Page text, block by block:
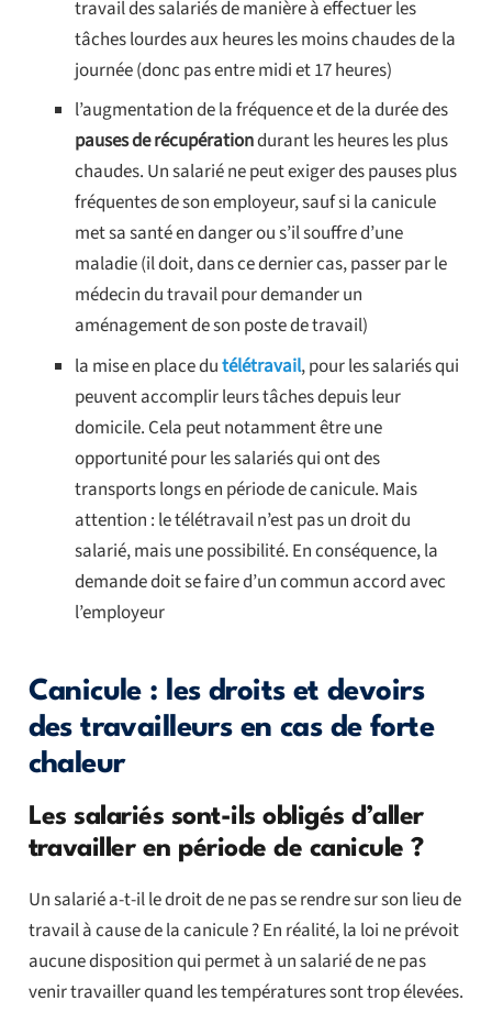
travail des salariés de manière à effectuer les
tâches lourdes aux heures les moins chaudes de la
journée (donc pas entre midi et 17 heures)
l’augmentation de la fréquence et de la durée des
pauses de récupérationdurant les heures les plus
chaudes. Un salarié ne peut exiger des pauses plus
fréquentes de son employeur, sauf si la canicule
met sa santé en danger ou s’il souffre d’une
maladie (il doit, dans ce dernier cas, passer par le
médecin du travail pour demander un
aménagement de son poste de travail)
la mise en place dutélétravail, pour les salariés qui
peuvent accomplir leurs tâches depuis leur
domicile. Cela peut notamment être une
opportunité pour les salariés qui ont des
transports longs en période de canicule. Mais
attention : le télétravail n’est pas un droit du
salarié, mais une possibilité. En conséquence, la
demande doit se faire d’un commun accord avec
l’employeur
Canicule : les droits et devoirs
des travailleurs en cas de forte
chaleur
Les salariés sont-ils obligés d’aller
travailler en période de canicule ?
Un salarié a-t-il le droit de ne pas se rendre sur son lieu de
travail à cause de la canicule ? En réalité, la loi ne prévoit
aucune disposition qui permet à un salarié de ne pas
venir travailler quand les températures sont trop élevées.